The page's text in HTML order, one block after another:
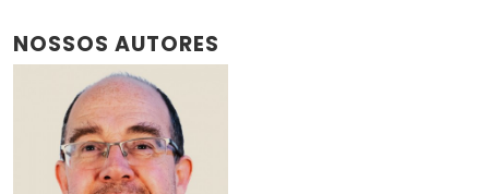
NOSSOS AUTORES